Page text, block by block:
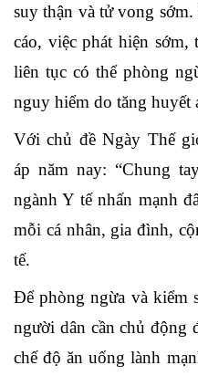
suy thận và tử vong
cáo, việc phát hiện
liên tục có thể phòng
nguy hiểm do tăng huyết
Với chủ đề Ngày Thế
áp năm nay: “Chung
ngành Y tếnhấn mạnh
mỗi cá nhân, gia đình,
tế.
Để phòng ngừa và kiểm
người dân cần chủ
chế độ ăn uống lành